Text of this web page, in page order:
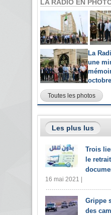
LA RADIO EN
La
une
Toutes les photos
Les plus lus
Trois
le
16 mai 2021 |
Grippe
des